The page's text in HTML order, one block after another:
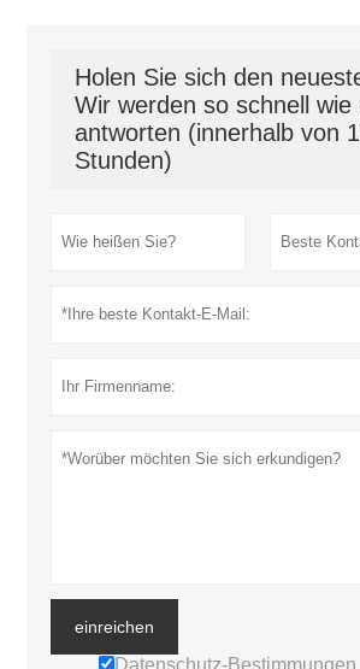
Holen Sie sich den
Wir werden so schnell wie
antworten (innerhalb von
Stunden)
einreichen
Datenschutz-Bestimmungen